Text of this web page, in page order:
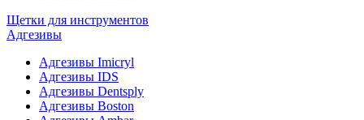
Щетки для инструментов
Адгезивы
Адгезивы Imicryl
Адгезивы IDS
Адгезивы Dentsply
Адгезивы Boston